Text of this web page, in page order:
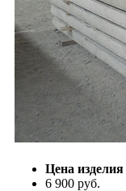
Цена изделия
6 900 руб.